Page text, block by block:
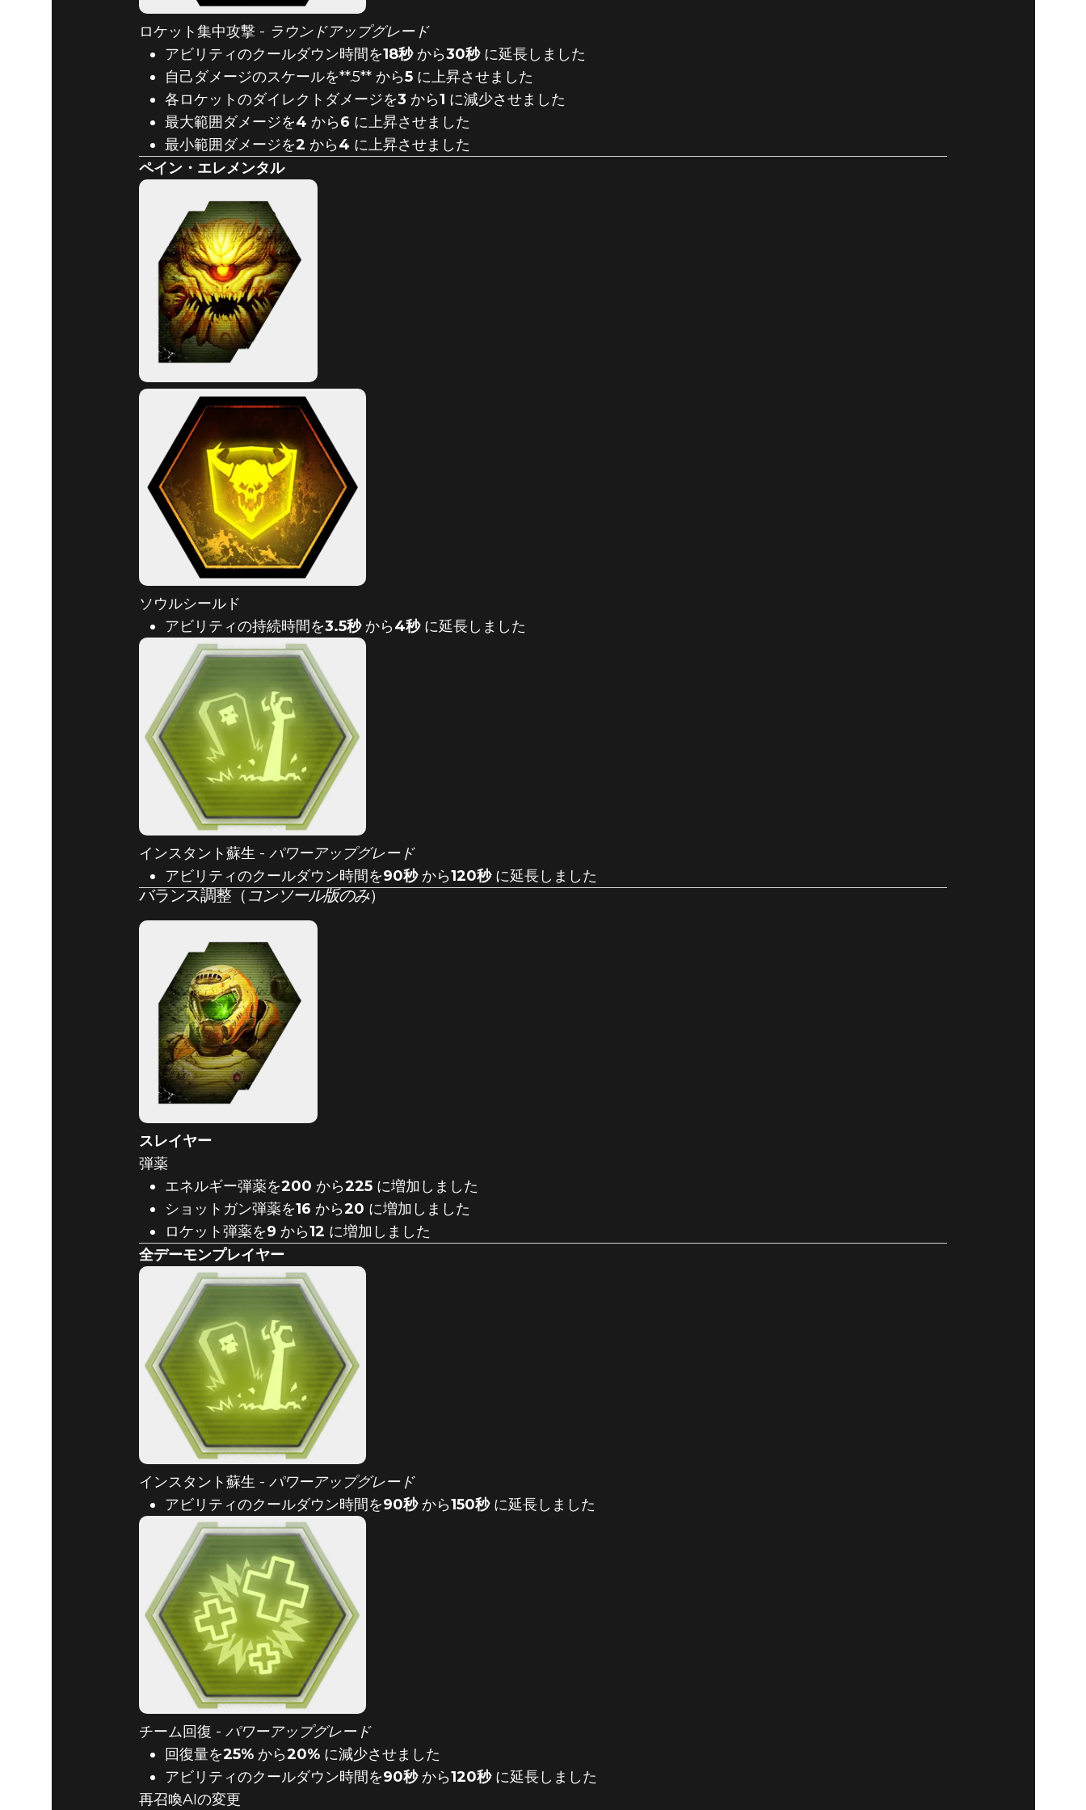
ロケット集中攻撃 - ラウンドアップグレード
アビリティのクールダウン時間を18秒から30秒に延長しました
自己ダメージのスケールを**.5** から5 に上昇させました
各ロケットのダイレクトダメージを3 から1 に減少させました
最大範囲ダメージを4 から6 に上昇させました
最小範囲ダメージを2 から4 に上昇させました
ペイン・エレメンタル
ソウルシールド
アビリティの持続時間を3.5秒から4秒に延長しました
インスタント蘇生 - パワーアップグレード
アビリティのクールダウン時間を90秒から120秒に延長しました
バランス調整（ コンソール版のみ）
スレイヤー
弾薬
エネルギー弾薬を200 から225 に増加しました
ショットガン弾薬を16 から20 に増加しました
ロケット弾薬を9 から12 に増加しました
全デーモンプレイヤー
インスタント蘇生 - パワーアップグレード
アビリティのクールダウン時間を90秒から150秒に延長しました
チーム回復 - パワーアップグレード
回復量を25% から20% に減少させました
アビリティのクールダウン時間を90秒から120秒に延長しました
再召喚AIの変更